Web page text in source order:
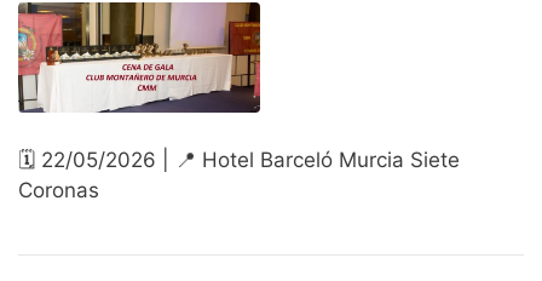
🗓 22/05/2026 | 📍 Hotel Barceló Murcia Siete
Coronas